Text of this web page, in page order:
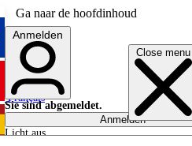
Ga naar de hoofdinhoud
Close menu
English
Français
Anmelden
Sie sind abgemeldet.
Anmelden
Licht aus